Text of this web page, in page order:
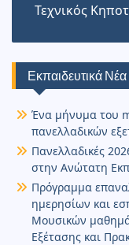
k n
Τεχνικός
Εκπαιδευτικά Νέα
Ένα μήνυμα του
πανελλαδικών
Πανελλαδικές
στην Ανώτατη
Πρόγραμμα
ημερησίων και
Μουσικών
Εξέτασης και